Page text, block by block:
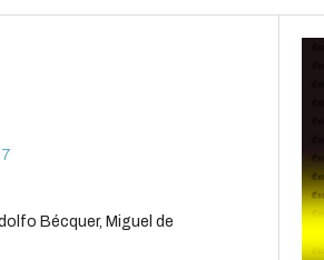
Bécquer, Miguel de